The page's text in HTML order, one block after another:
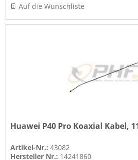
Auf die Wunschliste
Huawei P40 Pro Koaxial Kabel,
Artikel-Nr.:43082
Hersteller Nr.: 14241860